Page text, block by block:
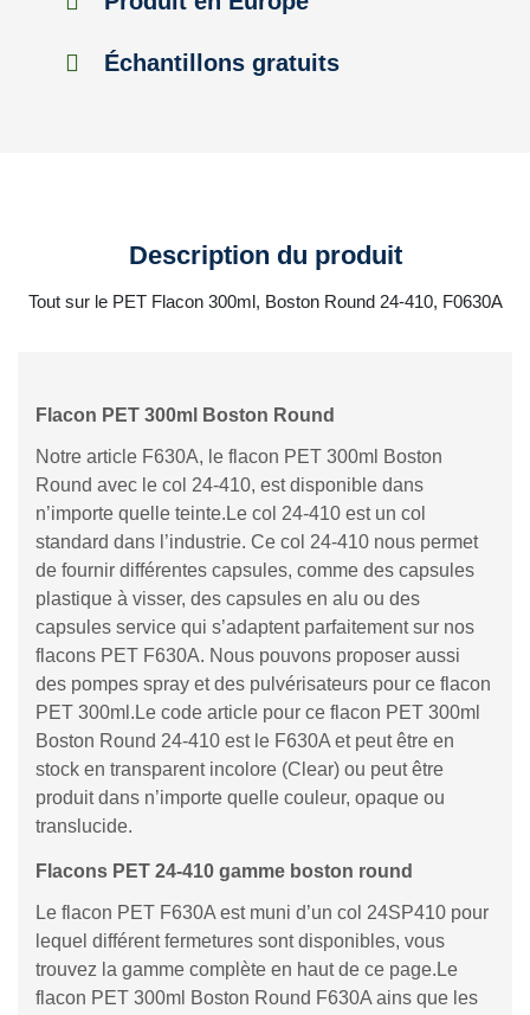
Échantillons gratuits
Description du produit
Tout sur le PET Flacon 300ml, Boston Round 24-410, F0630A
Flacon PET 300ml Boston Round
Notre article F630A, le flacon PET 300ml Boston
Round avec le col 24-410, est disponible dans
n’importe quelle teinte.Le col 24-410 est un col
standard dans l’industrie. Ce col 24-410 nous permet
de fournir différentes capsules, comme des capsules
plastique à visser, des capsules en alu ou des
capsules service qui s’adaptent parfaitement sur nos
flacons PET F630A. Nous pouvons proposer aussi
des pompes spray et des pulvérisateurs pour ce flacon
PET 300ml.Le code article pour ce flacon PET 300ml
Boston Round 24-410 est le F630A et peut être en
stock en transparent incolore (Clear) ou peut être
produit dans n’importe quelle couleur, opaque ou
translucide.
Flacons PET 24-410 gamme boston round
Le flacon PET F630A est muni d’un col 24SP410 pour
lequel différent fermetures sont disponibles, vous
trouvez la gamme complète en haut de ce page.Le
flacon PET 300ml Boston Round F630A ains que les